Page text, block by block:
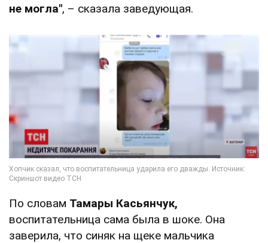
не могла", – сказала заведующая.
По словам Тамары Касьянчук,
воспитательница сама была в шоке. Она
заверила, что синяк на щеке мальчика